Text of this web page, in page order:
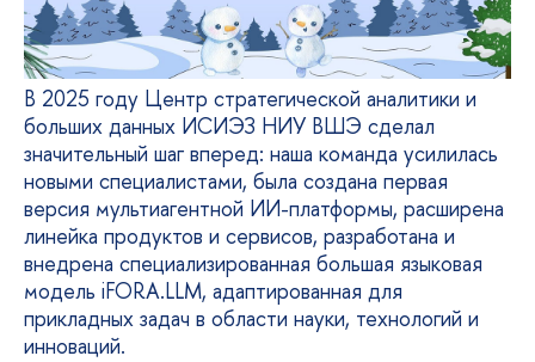
В 2025 году Центр стратегической аналитики и
больших данных ИСИЭЗ НИУ ВШЭ сделал
значительный шаг вперед: наша команда усилилась
новыми специалистами, была создана первая
версия мультиагентной ИИ-платформы, расширена
линейка продуктов и сервисов, разработана и
внедрена специализированная большая языковая
модель iFORA.LLM, адаптированная для
прикладных задач в области науки, технологий и
инноваций.